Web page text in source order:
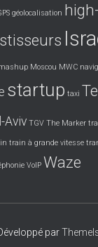
géolocalisation
Moscou MWC
startup taxi
Aviv TGV The Marker
train à grande vitesse
VoIP Waze
par